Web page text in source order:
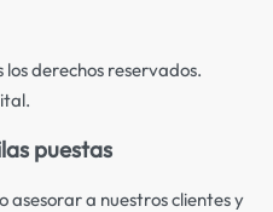
derechos reservados.
puestas
asesorar a nuestros clientes y